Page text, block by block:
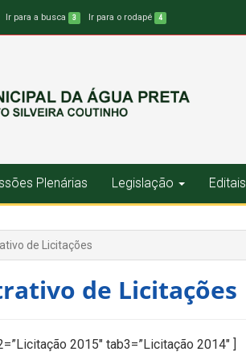
Ir para a busca 3 Ir para o rodapé 4
Plenárias Legislação Editais
de Licitações
de Licitações
2015″ tab3=”Licitação 2014″ ]